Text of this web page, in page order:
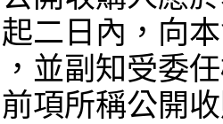
起二日內，向
，並副知受委
前項所稱公開